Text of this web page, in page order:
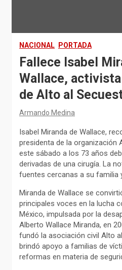
NACIONAL PORTADA
Fallece Isabel
Wallace,
de Alto al
Armando Medina
Isabel Miranda de Wallace,
presidenta de la organización
este sábado a los 73 años
derivadas de una cirugía. La
fuentes cercanas a su familia
Miranda de Wallace se
principales voces en la lucha
México, impulsada por la
Alberto Wallace Miranda, en
fundó la asociación civil Alto
brindó apoyo a familias de
reformas en materia de